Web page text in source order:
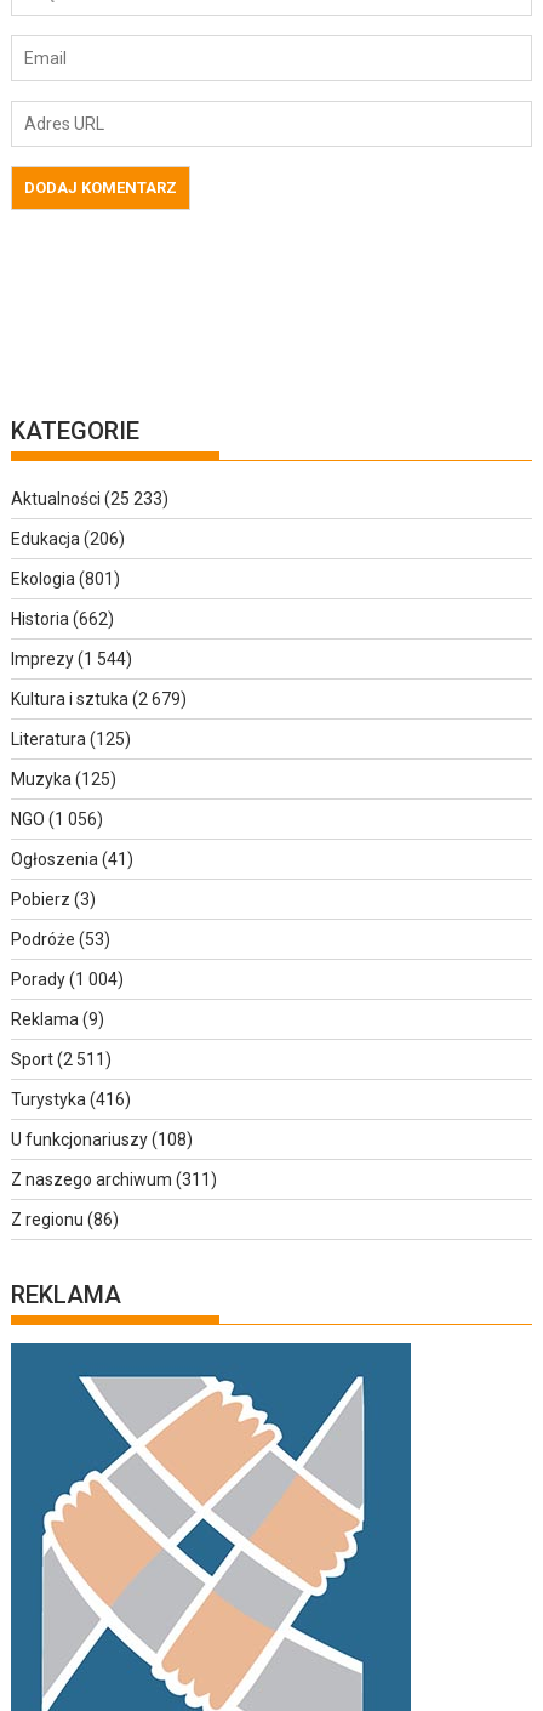
KATEGORIE
Aktualności (25 233)
Edukacja (206)
Ekologia (801)
Historia (662)
Imprezy(1 544)
Kultura i sztuka (2 679)
Literatura (125)
Muzyka (125)
NGO (1 056)
Ogłoszenia (41)
Pobierz (3)
Podróże (53)
Porady(1 004)
Reklama (9)
Sport(2 511)
Turystyka (416)
U funkcjonariuszy(108)
Z naszego archiwum (311)
Z regionu (86)
REKLAMA